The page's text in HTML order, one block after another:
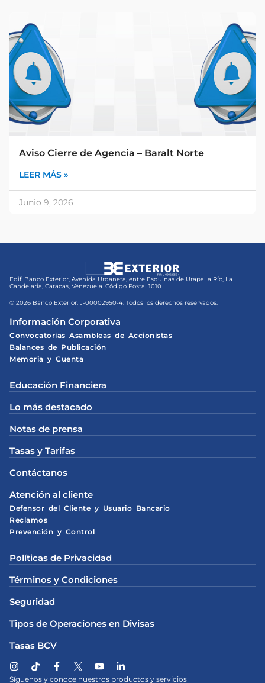
Aviso Cierre de Agencia – Baralt Norte
LEER MÁS »
Junio 9, 2026
Edif. Banco Exterior, Avenida Urdaneta, entre Esquinas de Urapal a Río, La
Candelaria, Caracas, Venezuela. Código Postal 1010.
© 2026 Banco Exterior. J-00002950-4. Todos los derechos reservados.
Información Corporativa
Convocatorias Asambleas de Accionistas
Balances de Publicación
Memoria y Cuenta
Educación Financiera
Lo más destacado
Notas de prensa
Tasas y Tarifas
Contáctanos
Atención al cliente
Defensor del Cliente y Usuario Bancario
Reclamos
Prevención y Control
Políticas de Privacidad
Términos y Condiciones
Seguridad
Tipos de Operaciones en Divisas
Tasas BCV
Síguenos y conoce nuestros productos y servicios